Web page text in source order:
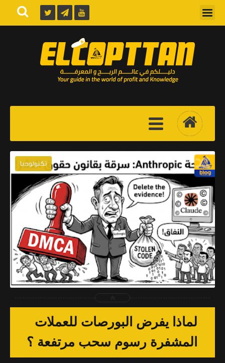
تكنولوجيا
2026-04-03
Muhammed Ahmed
شاهد الموضوع
لماذا يفرض البورصات للعملات
المشفرة رسوم سحب مرتفعة ؟